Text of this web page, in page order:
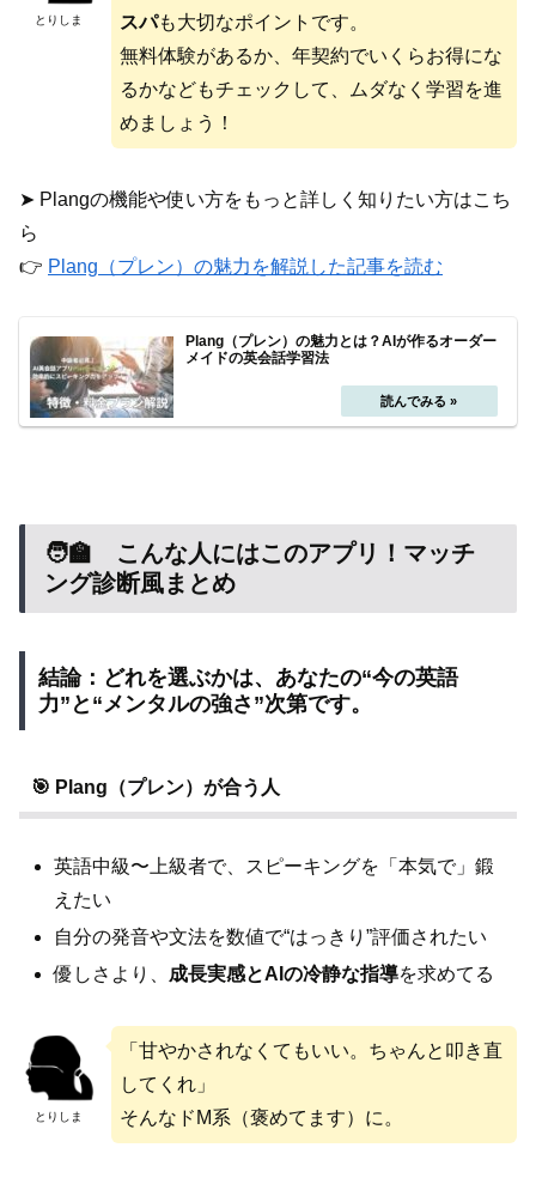
とりしま
スパも大切なポイントです。
無料体験があるか、年契約でいくらお得にな
るかなどもチェックして、ムダなく学習を進
めましょう！
➤ Plangの機能や使い方をもっと詳しく知りたい方はこち
ら
👉 Plang（プレン）の魅力を解説した記事を読む
Plang（プレン）の魅力とは？AIが作るオーダー
メイドの英会話学習法
🧑‍🏫 こんな人にはこのアプリ！マッチ
ング診断風まとめ
結論：どれを選ぶかは、あなたの“今の英語
力”と“メンタルの強さ”次第です。
🎯 Plang（プレン）が合う人
英語中級〜上級者で、スピーキングを「本気で」鍛
えたい
自分の発音や文法を数値で“はっきり”評価されたい
優しさより、 成長実感とAIの冷静な指導を求めてる
とりしま
「甘やかされなくてもいい。ちゃんと叩き直
してくれ」
そんなドM系（褒めてます）に。